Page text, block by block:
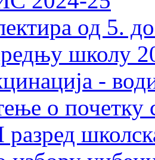
од 5.
школу
-
о почетку